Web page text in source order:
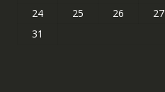
24
25 26 27
31